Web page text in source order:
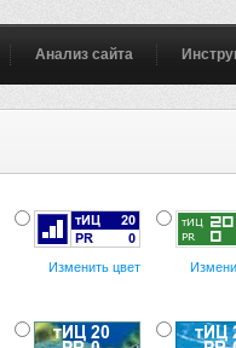
Анализ сайта
Изменить цвет